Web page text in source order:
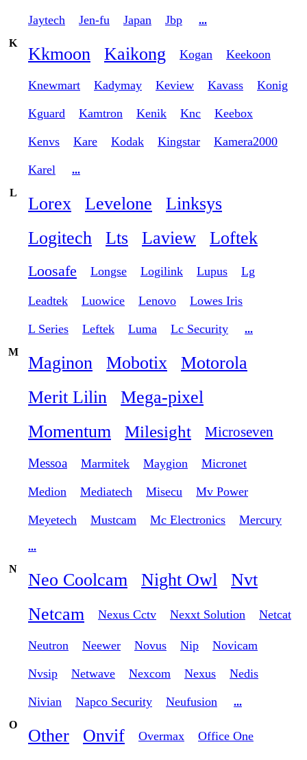
Jaytech Jen-fu Japan Jbp
...
K
Kkmoon Kaikong Kogan Keekoon
Knewmart Kadymay Keview Kavass Konig
Kguard Kamtron Kenik Knc Keebox
Kenvs Kare Kodak Kingstar Kamera2000
Karel
...
L
Lorex Levelone
Linksys
Logitech
Lts Laview Loftek
Loosafe Longse Logilink Lupus Lg
Leadtek Luowice Lenovo Lowes Iris
L Series Leftek Luma Lc Security
...
M
Maginon Mobotix
Motorola
Merit Lilin
Mega-pixel
Momentum
Milesight Microseven
Messoa Marmitek Maygion Micronet
Medion Mediatech Misecu Mv Power
Meyetech Mustcam Mc Electronics Mercury
...
N
Neo Coolcam Night Owl
Nvt
Netcam
Nexus Cctv Nexxt Solution Netcat
Neutron Neewer Novus Nip Novicam
Nvsip Netwave Nexcom Nexus Nedis
Nivian Napco Security Neufusion
...
O
Other Onvif Overmax Office One